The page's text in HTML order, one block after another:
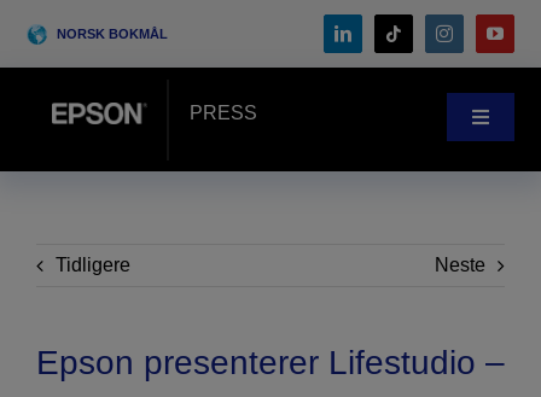
NORSK BOKMÅL
PRESS
Toggle
Case-Studie
Tidligere Neste
Epson presenterer Lifestudio –